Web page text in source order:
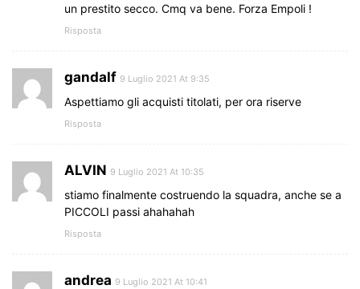
un prestito secco. Cmq va bene. Forza Empoli !
Risposta
gandalf 9 Luglio 2021 At 9:35
Aspettiamo gli acquisti titolati, per ora riserve
Risposta
ALVIN 9 Luglio 2021 At 10:35
stiamo finalmente costruendo la squadra, anche se a
PICCOLI passi ahahahah
Risposta
andrea 9 Luglio 2021 At 10:41